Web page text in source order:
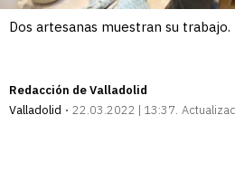
Dos artesanas muestran su trabajo.
Redacción de Valladolid
Valladolid
22.03.2022 | 13:37